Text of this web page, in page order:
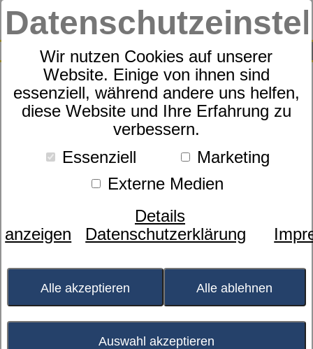
Wir nutzen Cookies auf unserer
Website. Einige von ihnen sind
essenziell, während andere uns helfen,
diese Website und Ihre Erfahrung zu
verbessern.
Essenziell
Marketing
Externe Medien
Details
anzeigen
Datenschutzerklärung
Alle akzeptieren Alle ablehnen
Auswahl akzeptieren
SUCHE
0
Produkte Schlafraummöbel 6 Produkte
Schlafraummöbel
Gönnen Sie sich eine schöne
Schlafumgebung, denn immerhin
verbringen Sie hier ein Drittel Ihres
Lebens. Abends gemütlich, nachts
ermunternd! Erfüllen Sie sich den Traum
von einem neuen Schlafzimmer. Die
attraktive Bett-Ideen.